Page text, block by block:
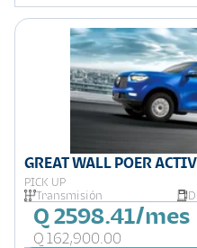
GREAT WALL POER
PICK UP
Transmisión
Q 2598.41/mes
Q 162,900.00